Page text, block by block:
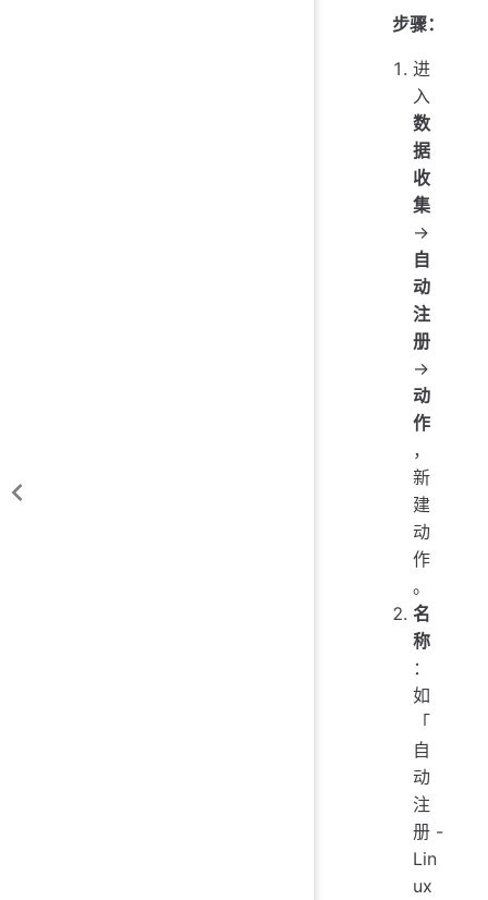
步骤：
进
入
数
据
收
集
→
自
动
注
册
→
动
作
，
新
建
动
作
。
名
称
：
如
「
自
动
注
册 -
Lin
ux